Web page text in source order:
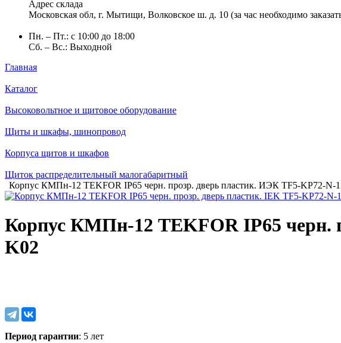
Адрес склада
Московская обл, г. Мытищи, Волковское ш. д. 10 (за час необходимо
Пн. – Пт.: с 10:00 до 18:00
Сб. – Вс.: Выходной
Главная
Каталог
Высоковольтное и щитовое оборудование
Щиты и шкафы, шинопровод
Корпуса щитов и шкафов
Щиток распределительный малогабаритный
Корпус КМПн-12 TEKFOR IP65 черн. прозр. дверь пластик. ИЭК TF5-KP72-N-
Корпус КМПн-12 TEKFOR IP65 черн.
K02
Период гарантии: 5 лет